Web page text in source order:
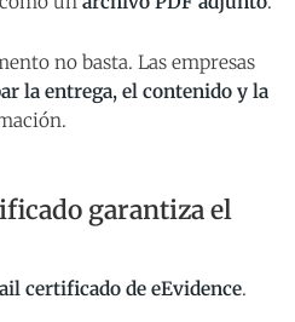
no basta. Las empresas
la entrega, el contenido y la
garantiza el
certificado de eEvidence.